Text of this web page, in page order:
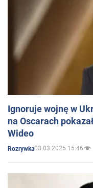
Ignoruje wojnę w
na Oscarach
Wideo
Rozrywka03.03.2025 15:46